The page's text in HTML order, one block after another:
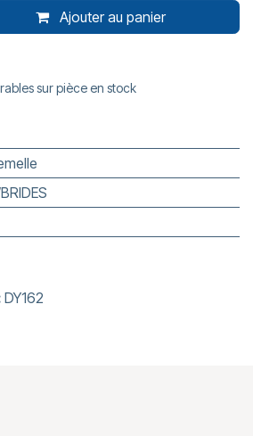
Ajouter au panier
sur pièce en stock
DY162